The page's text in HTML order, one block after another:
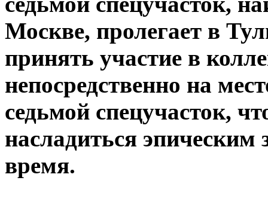
Москве, пролегает в
принять участие в
непосредственно на
седьмой спецучасток,
насладиться
время.